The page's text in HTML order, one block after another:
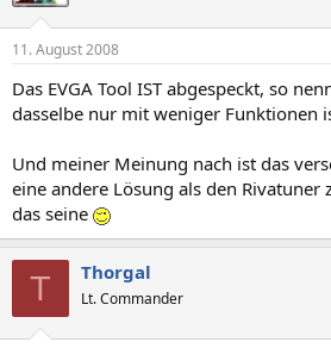
11. August 2008
Das EVGA Tool IST abgespeckt, so
dasselbe nur mit weniger Funktionen
Und meiner Meinung nach ist das
eine andere Lösung als den Rivatuner
das seine
T Thorgal
Lt. Commander